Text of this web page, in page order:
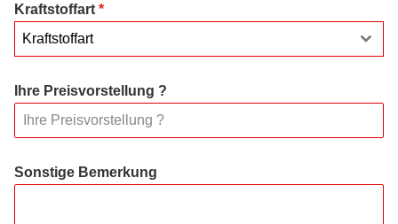
Kraftstoffart *
Kraftstoffart
Ihre Preisvorstellung ?
Sonstige Bemerkung